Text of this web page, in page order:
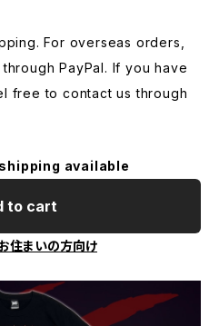
For overseas orders,
PayPal. If you have
free to contact us through
available
to cart
住まいの方向け